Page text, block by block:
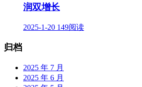
润双增长
2025-1-20 149阅读
归档
2025 年 7 月
2025 年 6 月